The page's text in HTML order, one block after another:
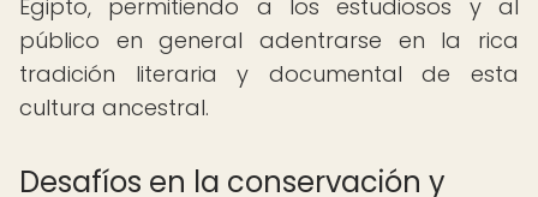
Egipto, permitiendo a los estudiosos y al
público en general adentrarse en la rica
tradición literaria y documental de esta
cultura ancestral.
Desafíos en la conservación y